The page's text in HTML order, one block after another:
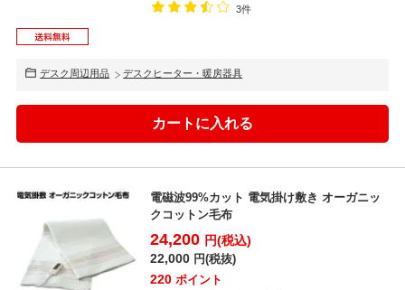
3件
デスク周辺用品 デスクヒーター・暖房器具
電磁波99%カット 電気掛け敷き オーガニッ
クコットン毛布
24,200 円(税込)
22,000 円(税抜)
220 ポイント